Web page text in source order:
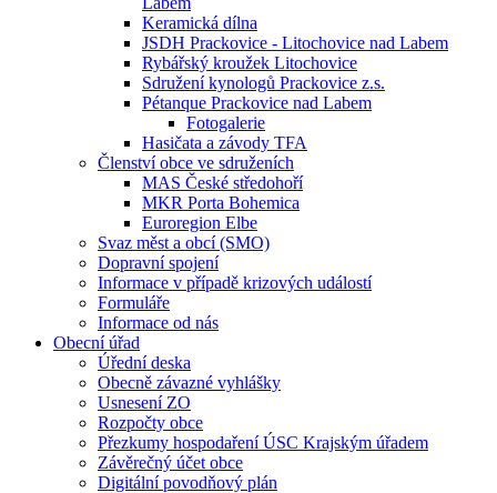
Keramická dílna
JSDH Prackovice - Litochovice nad Labem
Rybářský kroužek Litochovice
Sdružení kynologů Prackovice z.s.
Pétanque Prackovice nad Labem
Fotogalerie
Hasičata a závody TFA
Členství obce ve sdruženích
MAS České středohoří
MKR Porta Bohemica
Euroregion Elbe
Svaz měst a obcí (SMO)
Dopravní spojení
Informace v případě krizových událostí
Formuláře
Informace od nás
Obecní úřad
Úřední deska
Obecně závazné vyhlášky
Usnesení ZO
Rozpočty obce
Přezkumy hospodaření ÚSC Krajským úřadem
Závěrečný účet obce
Digitální povodňový plán